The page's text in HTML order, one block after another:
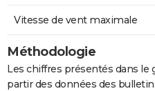
Vitesse de vent maximale
Méthodologie
Les chiffres présentés dans le
partir des données des